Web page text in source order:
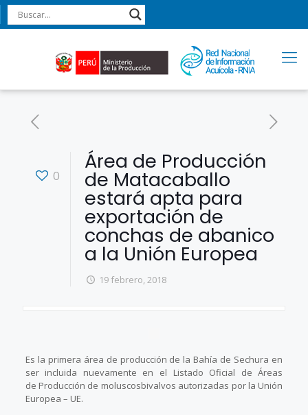
0
Área de Producción
de Matacaballo
estará apta para
exportación de
conchas de abanico
a la Unión Europea
19 febrero, 2018
Es la primera área de producción de la Bahía de Sechura en
ser incluida nuevamente en el Listado Oficial de Áreas
de Producción de moluscosbivalvos autorizadas por la Unión
Europea – UE.